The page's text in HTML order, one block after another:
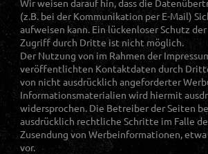
Wir weisen darauf hin, dass die
(z.B. bei der Kommunikation per E-Mail)
aufweisen kann. Ein lückenloser Schutz
Zugriff durch Dritte ist nicht möglich.
Der Nutzung von im Rahmen der
veröffentlichten Kontaktdaten durch
von nicht ausdrücklich angeforderter
Informationsmaterialien wird hiermit
widersprochen. Die Betreiber der Seiten
ausdrücklich rechtliche Schritte im Falle
Zusendung von Werbeinformationen, etwa
vor.